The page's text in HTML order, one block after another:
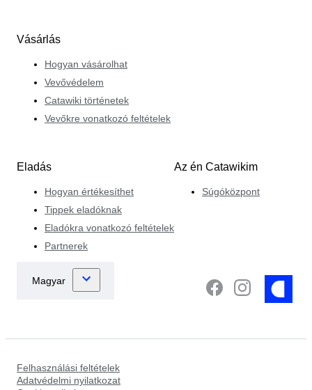
Vásárlás
Hogyan vásárolhat
Vevővédelem
Catawiki történetek
Vevőkre vonatkozó feltételek
Eladás
Hogyan értékesíthet
Tippek eladóknak
Eladókra vonatkozó feltételek
Partnerek
Az én Catawikim
Súgóközpont
Felhasználási feltételek
Adatvédelmi nyilatkozat